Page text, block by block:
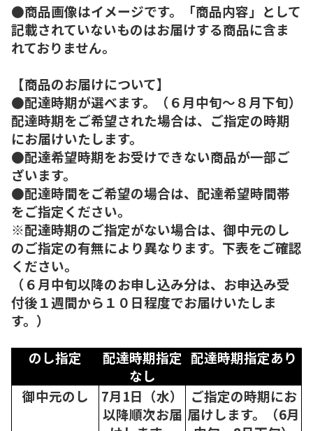
●商品画像はイメージです。「商品内容」として
記載されていないものはお届けする商品に含ま
れておりません。
【商品のお届けについて】
●配達時期が選べます。（６月中旬～８月下旬）
配達時期をご希望された場合は、ご指定の時期
にお届けいたします。
●配達希望時期をお受けできない商品が一部ご
ざいます。
●配達時間をご希望の場合は、配達希望時間帯
をご指定ください。
※配達時期のご指定がない場合は、御中元のし
のご指定の有無により異なります。下表をご確認
ください。
（６月中旬以降のお申し込み分は、お申込み受
付後１週間から１０日程度でお届けいたしま
す。）
のし指定
配達時期指定
なし
配達時期指定あり
御中元のし
7月1日（水）
以降順次お届
ご指定の時期にお
届けします。（6月